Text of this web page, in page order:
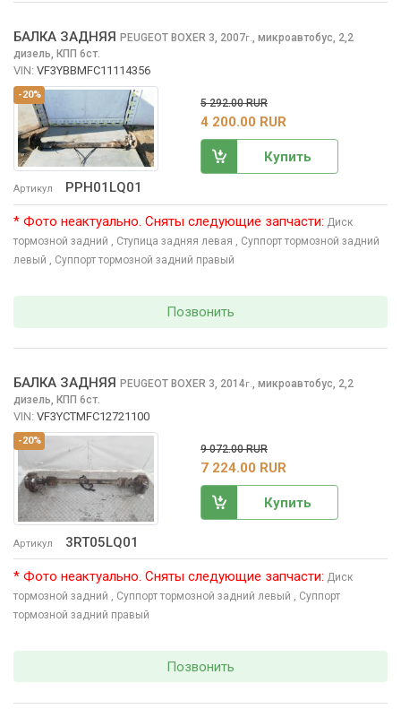
-20%
Артикул PPH01LQ01
БАЛКА ЗАДНЯЯ PEUGEOT BOXER 3, 2007г., микроавтобус, 2,2
дизель, КПП 6ст.
VIN: VF3YBBMFC11114356
5 292.00 RUR
4 200.00 RUR
Купить
* Фото неактуально. Сняты следующие запчасти: Диск
тормозной задний , Ступица задняя левая , Суппорт тормозной задний
левый , Суппорт тормозной задний правый
Позвонить
-20%
Артикул 3RT05LQ01
БАЛКА ЗАДНЯЯ PEUGEOT BOXER 3, 2014г., микроавтобус, 2,2
дизель, КПП 6ст.
VIN: VF3YCTMFC12721100
9 072.00 RUR
7 224.00 RUR
Купить
* Фото неактуально. Сняты следующие запчасти: Диск
тормозной задний , Суппорт тормозной задний левый , Суппорт
тормозной задний правый
Позвонить